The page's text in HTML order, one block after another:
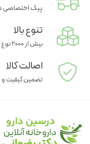
پیک اختصاصی
تنوع بالا
بیش از ۲۰۰۰ نوع کالا
اصالت کالا
تضمین کیفیت و